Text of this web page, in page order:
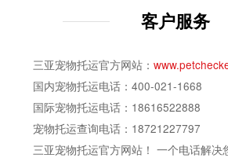
客户服务
三亚宠物托运官方网站：
国内宠物托运电话：400-021-1668
国际宠物托运电话：18616522888
宠物托运查询电话：18721227797
三亚宠物托运官方网站！ 一个电话解决